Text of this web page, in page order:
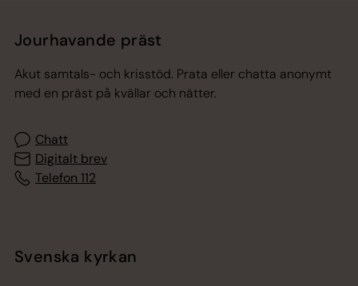
Jourhavande präst
Akut samtals- och krisstöd. Prata eller chatta anonymt
med en präst på kvällar och nätter.
Chatt
Digitalt brev
Telefon 112
Svenska kyrkan